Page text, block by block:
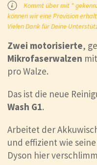
Kommt über mit *
können wir eine Provision
Vielen Dank für Deine
Zwei motorisierte,
Mikrofaserwalzen mit
pro Walze.
Das ist die neue
Wash G1.
Arbeitet der
und effizient wie
Dyson hier